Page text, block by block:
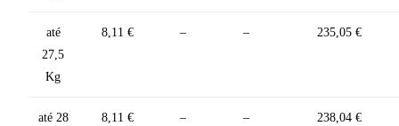
até
27,5
Kg
8,11 € – – 235,05 €
até 28
8,11 € – – 238,04 €